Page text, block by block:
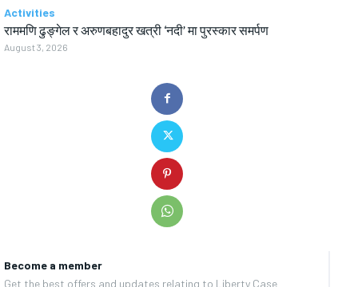
Become a member
Get the best offers and updates relating to Liberty Case
Activities
राममणि ढुङ्गेल र अरुणबहादुर खत्री ‘नदी’ मा पुरस्कार समर्पण
August 3, 2026